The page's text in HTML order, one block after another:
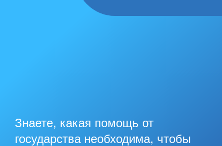
Знаете, какая помощь от
государства необходима, чтобы